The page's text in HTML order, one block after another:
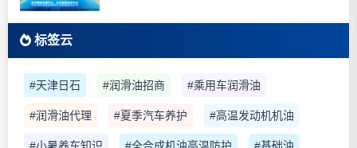
标签云
#天津日石 #润滑油招商 #乘用车润滑油
#润滑油代理 #夏季汽车养护 #高温发动机机油